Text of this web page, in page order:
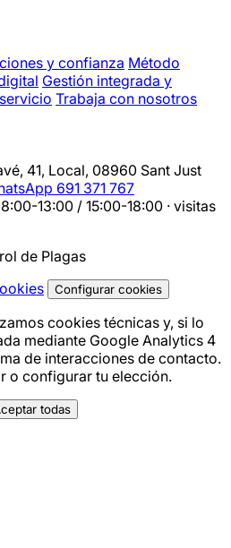
y confianza Método
Gestión integrada y
Trabaja con nosotros
41, Local, 08960 Sant Just
691 371 767
13:00 / 15:00-18:00 · visitas
de Plagas
Configurar cookies
cookies técnicas y, si lo
mediante Google Analytics 4
de interacciones de contacto.
o configurar tu elección.
todas